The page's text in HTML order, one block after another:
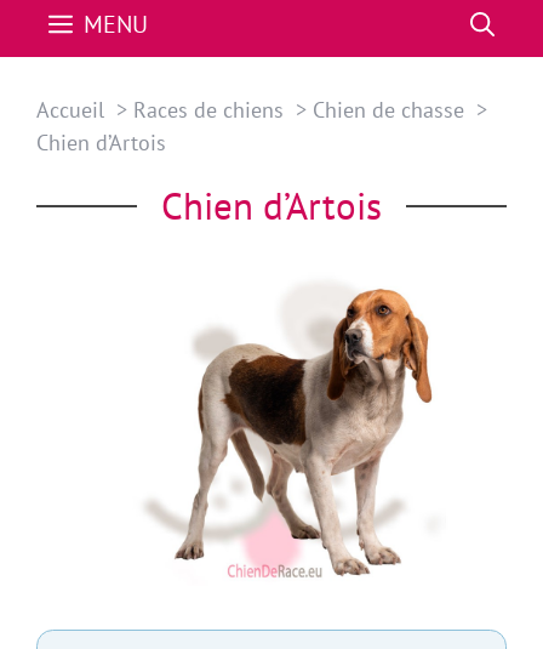
MENU
Accueil Races de chiens
Chien de chasse
Chien d’Artois
Chien d’Artois